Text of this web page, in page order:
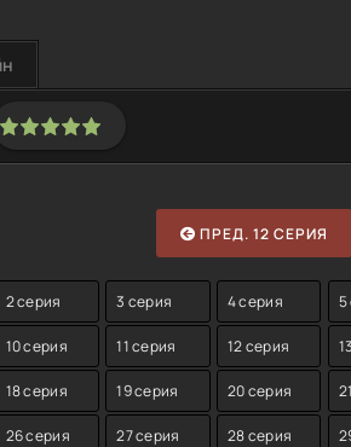
ПРЕД. 12 СЕРИЯ
2 серия 3 серия 4 серия 5
10 серия 11 серия 12 серия
18 серия 19 серия 20 серия
26 серия 27 серия 28 серия